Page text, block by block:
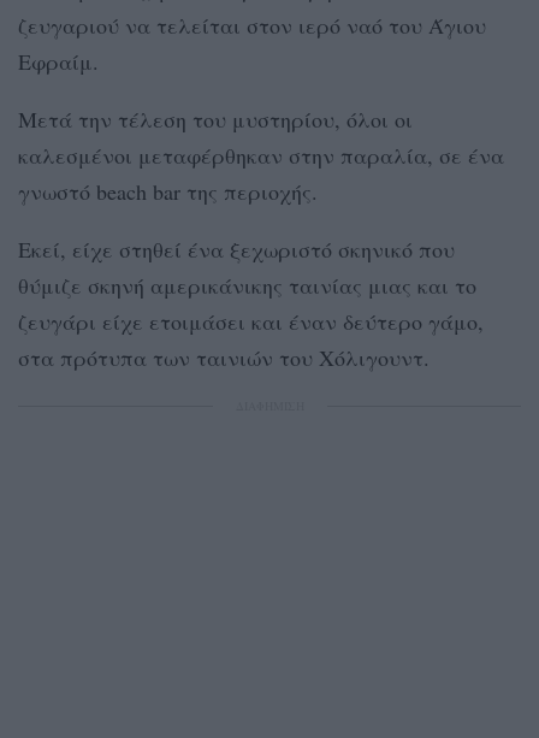
ζευγαριού να τελείται στον ιερό ναό του Άγιου
Εφραίμ.
Μετά την τέλεση του μυστηρίου, όλοι οι
καλεσμένοι μεταφέρθηκαν στην παραλία, σε ένα
γνωστό beach bar της περιοχής.
Εκεί, είχε στηθεί ένα ξεχωριστό σκηνικό που
θύμιζε σκηνή αμερικάνικης ταινίας μιας και το
ζευγάρι είχε ετοιμάσει και έναν δεύτερο γάμο,
στα πρότυπα των ταινιών του Χόλιγουντ.